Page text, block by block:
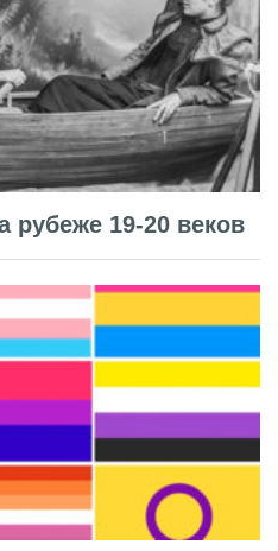
рубеже 19-20 веков